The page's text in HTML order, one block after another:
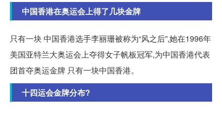
中国香港在奥运会上得了几块金牌
只有一块 中国香港选手李丽珊被称为“风之后”,她在1996年
美国亚特兰大奥运会上夺得女子帆板冠军,为中国香港代表
团首夺奥运金牌 只有一块中国香港。
十四运会金牌分布?